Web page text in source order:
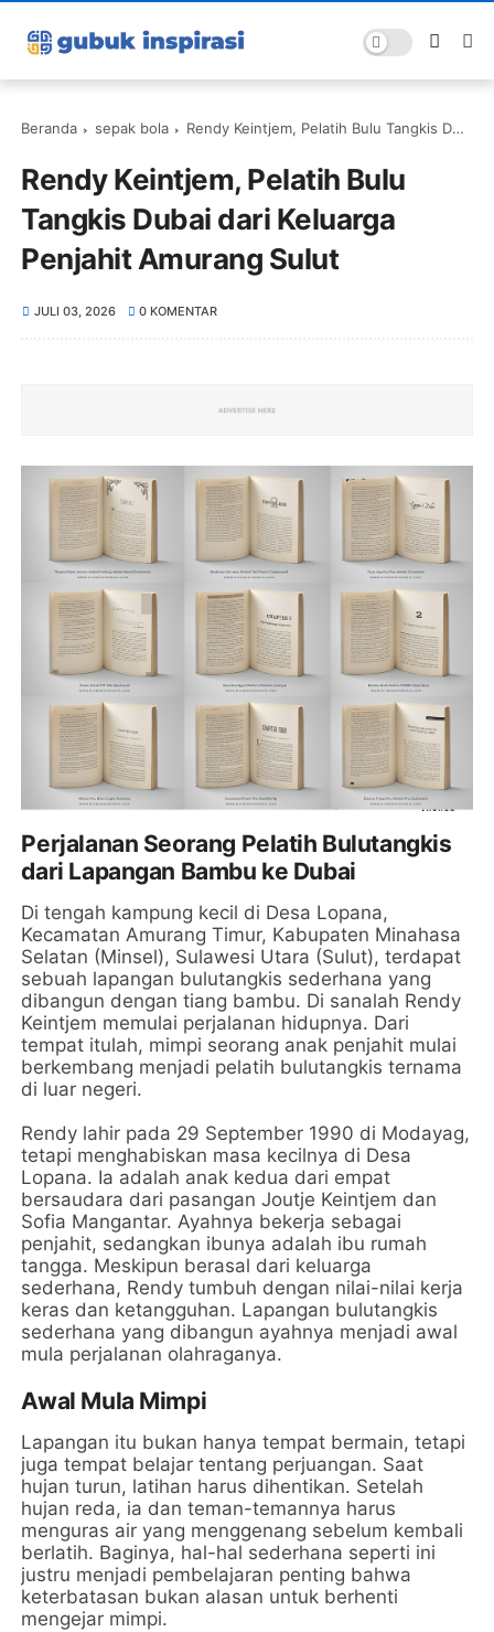
Beranda sepak bola Rendy Keintjem, Pelatih Bulu Tangkis Dubai dari Keluarga Penjahit Amurang Sulut
Rendy Keintjem, Pelatih Bulu
Tangkis Dubai dari Keluarga
Penjahit Amurang Sulut
JULI 03, 2026 0 KOMENTAR
Perjalanan Seorang Pelatih Bulutangkis
dari Lapangan Bambu ke Dubai
Di tengah kampung kecil di Desa Lopana,
Kecamatan Amurang Timur, Kabupaten Minahasa
Selatan (Minsel), Sulawesi Utara (Sulut), terdapat
sebuah lapangan bulutangkis sederhana yang
dibangun dengan tiang bambu. Di sanalah Rendy
Keintjem memulai perjalanan hidupnya. Dari
tempat itulah, mimpi seorang anak penjahit mulai
berkembang menjadi pelatih bulutangkis ternama
di luar negeri.
Rendy lahir pada 29 September 1990 di Modayag,
tetapi menghabiskan masa kecilnya di Desa
Lopana. Ia adalah anak kedua dari empat
bersaudara dari pasangan Joutje Keintjem dan
Sofia Mangantar. Ayahnya bekerja sebagai
penjahit, sedangkan ibunya adalah ibu rumah
tangga. Meskipun berasal dari keluarga
sederhana, Rendy tumbuh dengan nilai-nilai kerja
keras dan ketangguhan. Lapangan bulutangkis
sederhana yang dibangun ayahnya menjadi awal
mula perjalanan olahraganya.
Awal Mula Mimpi
Lapangan itu bukan hanya tempat bermain, tetapi
juga tempat belajar tentang perjuangan. Saat
hujan turun, latihan harus dihentikan. Setelah
hujan reda, ia dan teman-temannya harus
menguras air yang menggenang sebelum kembali
berlatih. Baginya, hal-hal sederhana seperti ini
justru menjadi pembelajaran penting bahwa
keterbatasan bukan alasan untuk berhenti
mengejar mimpi.